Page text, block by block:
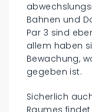
Bahnen und
Par 3 sind
allem haben
Bewachung,
gegeben ist.
Sicherlich
Raumes